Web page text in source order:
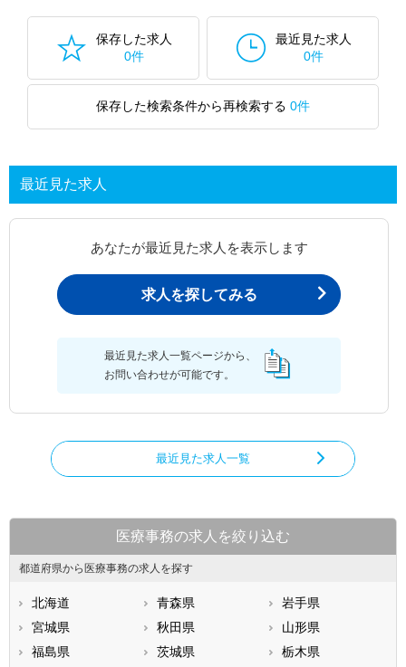
保存した求人
0件
最近見た求人
0件
保存した検索条件から再検索する 0件
最近見た求人
あなたが最近見た求人を表示します
求人を探してみる
最近見た求人一覧ページから、
お問い合わせが可能です。
最近見た求人一覧
医療事務の求人を絞り込む
都道府県から医療事務の求人を探す
北海道 青森県
岩手県
宮城県
秋田県
山形県
福島県
茨城県 栃木県